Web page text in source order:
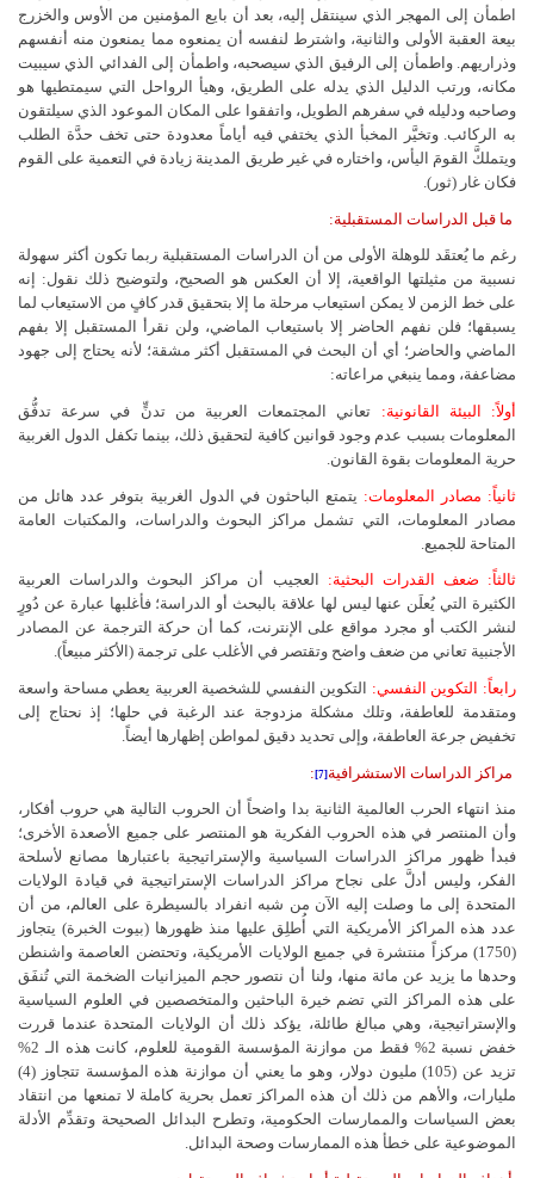
اطمأن إلى المهجر الذي سينتقل إليه، بعد أن بايع المؤمنين من الأوس والخزرج
بيعة العقبة الأولى والثانية، واشترط لنفسه أن يمنعوه مما يمنعون منه أنفسهم
وذراريهم. واطمأن إلى الرفيق الذي سيصحبه، واطمأن إلى الفدائي الذي سيبيت
مكانه، ورتب الدليل الذي يدله على الطريق، وهيأ الرواحل التي سيمتطيها هو
وصاحبه ودليله في سفرهم الطويل، واتفقوا على المكان الموعود الذي سيلتقون
به الركائب. وتخيَّر المخبأ الذي يختفي فيه أياماً معدودة حتى تخف حدَّة الطلب
ويتملكَّ القومَ اليأس، واختاره في غير طريق المدينة زيادة في التعمية على القوم
فكان غار (ثور).
ما قبل الدراسات المستقبلية:
رغم ما يُعتقَد للوهلة الأولى من أن الدراسات المستقبلية ربما تكون أكثر سهولة
نسبية من مثيلتها الواقعية، إلا أن العكس هو الصحيح، ولتوضيح ذلك نقول: إنه
على خط الزمن لا يمكن استيعاب مرحلة ما إلا بتحقيق قدر كافٍ من الاستيعاب لما
يسبقها؛ فلن نفهم الحاضر إلا باستيعاب الماضي، ولن نقرأ المستقبل إلا بفهم
الماضي والحاضر؛ أي أن البحث في المستقبل أكثر مشقة؛ لأنه يحتاج إلى جهود
مضاعفة، ومما ينبغي مراعاته:
أولاً: البيئة القانونية: تعاني المجتمعات العربية من تدنٍّ في سرعة تدفُّق
المعلومات بسبب عدم وجود قوانين كافية لتحقيق ذلك، بينما تكفل الدول الغربية
حرية المعلومات بقوة القانون.
ثانياً: مصادر المعلومات: يتمتع الباحثون في الدول الغربية بتوفر عدد هائل من
مصادر المعلومات، التي تشمل مراكز البحوث والدراسات، والمكتبات العامة
المتاحة للجميع.
ثالثاً: ضعف القدرات البحثية:
العجيب أن مراكز البحوث والدراسات العربية
الكثيرة التي يُعلَن عنها ليس لها علاقة بالبحث أو الدراسة؛ فأغلبها عبارة عن دُورٍ
لنشر الكتب أو مجرد مواقع على الإنترنت، كما أن حركة الترجمة عن المصادر
الأجنبية تعاني من ضعف واضح وتقتصر في الأغلب على ترجمة (الأكثر مبيعاً).
رابعاً: التكوين النفسي: التكوين النفسي للشخصية العربية يعطي مساحة واسعة
ومتقدمة للعاطفة، وتلك مشكلة مزدوجة عند الرغبة في حلها؛ إذ نحتاج إلى
تخفيض جرعة العاطفة، وإلى تحديد دقيق لمواطن إظهارها أيضاً.
مراكز الدراسات الاستشرافية [7]
:
منذ انتهاء الحرب العالمية الثانية بدا واضحاً أن الحروب التالية هي حروب أفكار،
وأن المنتصر في هذه الحروب الفكرية هو المنتصر على جميع الأصعدة الأخرى؛
فبدأ ظهور مراكز الدراسات السياسية والإستراتيجية باعتبارها مصانع لأسلحة
الفكر، وليس أدلَّ على نجاح مراكز الدراسات الإستراتيجية في قيادة الولايات
المتحدة إلى ما وصلت إليه الآن من شبه انفراد بالسيطرة على العالم، من أن
عدد هذه المراكز الأمريكية التي أُطلِق عليها منذ ظهورها (بيوت الخبرة) يتجاوز
(1750) مركزاً منتشرة في جميع الولايات الأمريكية، وتحتضن العاصمة واشنطن
وحدها ما يزيد عن مائة منها، ولنا أن نتصور حجم الميزانيات الضخمة التي تُنفَق
على هذه المراكز التي تضم خيرة الباحثين والمتخصصين في العلوم السياسية
والإستراتيجية، وهي مبالغ طائلة، يؤكد ذلك أن الولايات المتحدة عندما قررت
خفض نسبة 2% فقط من موازنة المؤسسة القومية للعلوم، كانت هذه الـ 2%
تزيد عن (105) مليون دولار، وهو ما يعني أن موازنة هذه المؤسسة تتجاوز (4)
مليارات، والأهم من ذلك أن هذه المراكز تعمل بحرية كاملة لا تمنعها من انتقاد
بعض السياسات والممارسات الحكومية، وتطرح البدائل الصحيحة وتقدِّم الأدلة
الموضوعية على خطأ هذه الممارسات وصحة البدائل.